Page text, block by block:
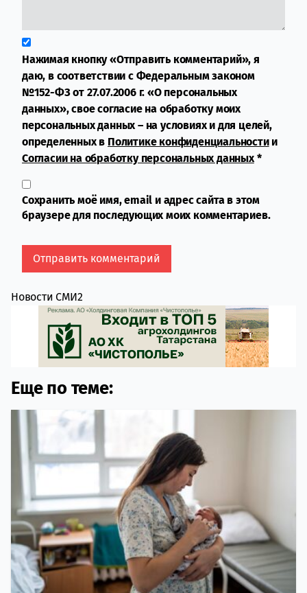
Нажимая кнопку «Отправить комментарий», я
даю, в соответствии с Федеральным законом
№152-ФЗ от 27.07.2006 г. «О персональных
данных», свое согласие на обработку моих
персональных данных – на условиях и для целей,
определенных в Политике конфиденциальностии
Согласии на обработку персональных данных*
Сохранить моё имя, email и адрес сайта в этом
браузере для последующих моих комментариев.
Новости СМИ2
Еще по теме: